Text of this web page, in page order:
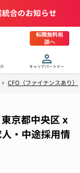
統合のお知らせ
転職無料相
談へ
キャリアパートナー
CFO（ファイナンスあり）
京都中央区 x
・中途採用情